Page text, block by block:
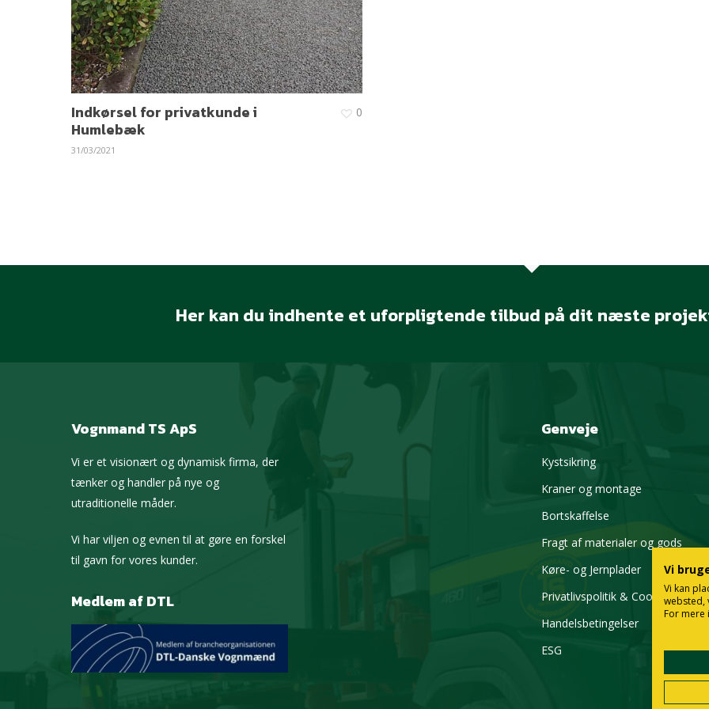
Indkørsel for privatkunde i
Humlebæk
31/03/2021
0
Her kan du indhente et uforpligtende tilbud på dit næste
Vognmand TS ApS
Vi er et visionært og dynamisk firma, der
tænker og handler på nye og
utraditionelle måder.
Vi har viljen og evnen til at gøre en forskel
til gavn for vores kunder.
Medlem af DTL
Genveje
Kystsikring
Kraner og montage
Bortskaffelse
Fragt af materialer og gods
Køre- og Jernplader
Privatlivspolitik & Cookies
Handelsbetingelser
ESG
Vi
Vi kan
websted,
For